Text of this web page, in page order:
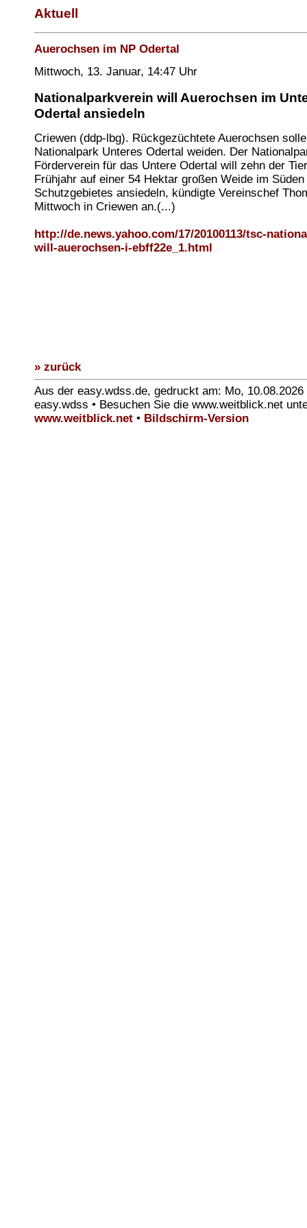
Aktuell
Auerochsen im NP Odertal
Mittwoch, 13. Januar, 14:47 Uhr
Nationalparkverein will Auerochsen im
Odertal ansiedeln
Criewen (ddp-lbg). Rückgezüchtete Auerochsen
Nationalpark Unteres Odertal weiden. Der
Förderverein für das Untere Odertal will zehn der
Frühjahr auf einer 54 Hektar großen Weide im
Schutzgebietes ansiedeln, kündigte Vereinschef
Mittwoch in Criewen an.(...)
http://de.news.yahoo.com/17/20100113/tsc-
will-auerochsen-i-ebff22e_1.html
» zurück
Aus der easy.wdss.de, gedruckt am: Mo,
easy.wdss • Besuchen Sie die www.weitblick.net
www.weitblick.net • Bildschirm-Version